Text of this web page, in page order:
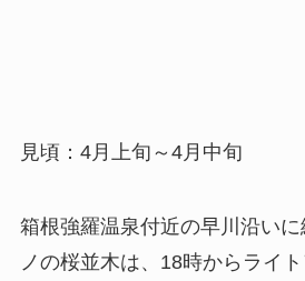
見頃：4月上旬～4月中旬
箱根強羅温泉付近の早川沿い
ノの桜並木は、18時からライト